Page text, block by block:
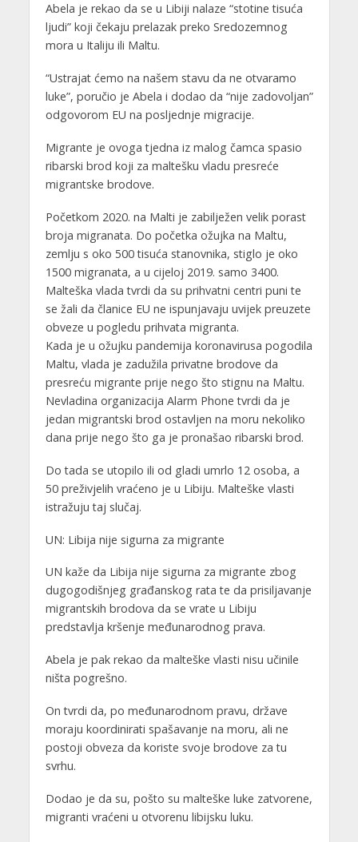
Abela je rekao da se u Libiji nalaze “stotine tisuća
ljudi” koji čekaju prelazak preko Sredozemnog
mora u Italiju ili Maltu.
“Ustrajat ćemo na našem stavu da ne otvaramo
luke”, poručio je Abela i dodao da “nije zadovoljan”
odgovorom EU na posljednje migracije.
Migrante je ovoga tjedna iz malog čamca spasio
ribarski brod koji za maltešku vladu presreće
migrantske brodove.
Početkom 2020. na Malti je zabilježen velik porast
broja migranata. Do početka ožujka na Maltu,
zemlju s oko 500 tisuća stanovnika, stiglo je oko
1500 migranata, a u cijeloj 2019. samo 3400.
Malteška vlada tvrdi da su prihvatni centri puni te
se žali da članice EU ne ispunjavaju uvijek preuzete
obveze u pogledu prihvata migranta.
Kada je u ožujku pandemija koronavirusa pogodila
Maltu, vlada je zadužila privatne brodove da
presreću migrante prije nego što stignu na Maltu.
Nevladina organizacija Alarm Phone tvrdi da je
jedan migrantski brod ostavljen na moru nekoliko
dana prije nego što ga je pronašao ribarski brod.
Do tada se utopilo ili od gladi umrlo 12 osoba, a
50 preživjelih vraćeno je u Libiju. Malteške vlasti
istražuju taj slučaj.
UN: Libija nije sigurna za migrante
UN kaže da Libija nije sigurna za migrante zbog
dugogodišnjeg građanskog rata te da prisiljavanje
migrantskih brodova da se vrate u Libiju
predstavlja kršenje međunarodnog prava.
Abela je pak rekao da malteške vlasti nisu učinile
ništa pogrešno.
On tvrdi da, po međunarodnom pravu, države
moraju koordinirati spašavanje na moru, ali ne
postoji obveza da koriste svoje brodove za tu
svrhu.
Dodao je da su, pošto su malteške luke zatvorene,
migranti vraćeni u otvorenu libijsku luku.